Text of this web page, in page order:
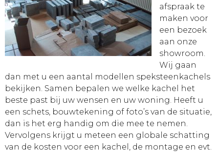
afspraak te
maken voor
een bezoek
aan onze
showroom.
Wij gaan
dan met u een aantal modellen speksteenkachels
bekijken. Samen bepalen we welke kachel het
beste past bij uw wensen en uw woning. Heeft u
een schets, bouwtekening of foto’s van de situatie,
dan is het erg handig om die mee te nemen.
Vervolgens krijgt u meteen een globale schatting
van de kosten voor een kachel, de montage en evt.